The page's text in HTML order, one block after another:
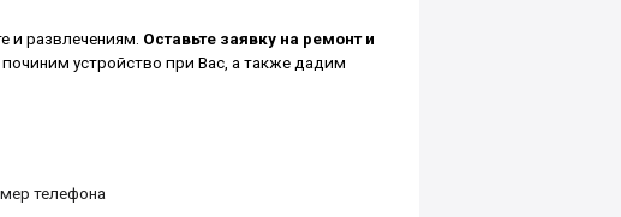
и развлечениям. Оставьте заявку на ремонт и
устройство при Вас, а также дадим
телефона